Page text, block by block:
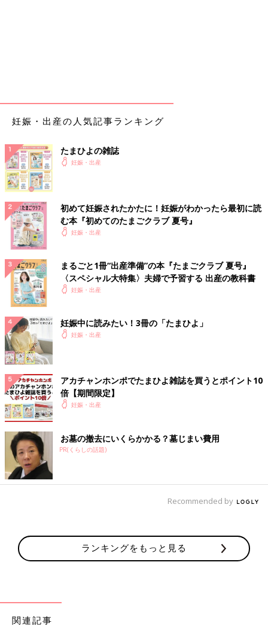
産院への連絡はママ自身が行いましょう。陣痛の間隔や痛みの強
の調子も判断要素にしています。
Ｐｏｉｎｔ２★交通手段は事前に確保＆確認
陣痛や破水の状態での車の運転は絶対にNG。車で行くならパパ
など家族の運転か、タクシーを使います。複数のタクシー会社の
連絡先を登録しておくと安心です。
陣痛で始まった場合①痛みと痛みの間隔を計ってみ
よう
いつもと違うおなかの痛みが来たら、痛みの間隔を計ってみまし
ょう。間隔とは、痛みが始まったときから、次の痛みが始まるま
での時間のこと。最初は不規則でも徐々に痛みが増し、10分間隔
になったら本格的な陣痛です。
（対処法＆注意点）痛みの強さやおなかのかたさに注意
強弱のない激しい痛みや、おなかがカチカチになるなどの症状が
陣痛で始まった場合②10分間隔になったら産院へ連
妊娠・出産の人気記事ランキング
たまひよの雑誌
妊娠・出産
初めて妊娠されたかたに！妊娠がわかったら最初に読
む本『初めてのたまごクラブ 夏号』
妊娠・出産
まるごと1冊“出産準備”の本『たまごクラブ 夏号』
〈スペシャル大特集〉夫婦で予習する 出産の教科書
妊娠・出産
妊娠中に読みたい！3冊の「たまひよ」
妊娠・出産
アカチャンホンポでたまひよ雑誌を買うとポイント10
倍【期間限定】
妊娠・出産
お墓の撤去にいくらかかる？墓じまい費用
PR(くらしの話題)
Recommended by
ランキングをもっと見る
関連記事